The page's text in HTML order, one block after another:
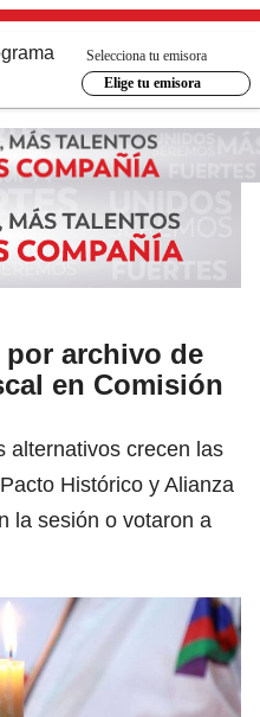
Selecciona tu emisora
Elige tu emisora
por archivo de
en Comisión
alternativos crecen las
Histórico y Alianza
la sesión o votaron a